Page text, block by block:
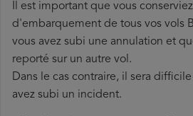
Il est important que vous
d'embarquement de tous vos vols
vous avez subi une annulation et
reporté sur un autre vol.
Dans le cas contraire, il sera
avez subi un incident.